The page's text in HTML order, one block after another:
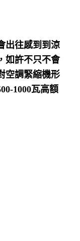
出往感到到涼
如許不只不會
空調緊縮機形
1000瓦高額